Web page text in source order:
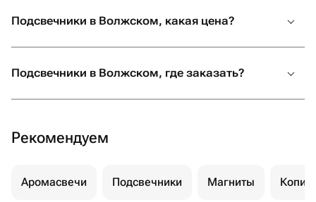
Подсвечники в Волжском, какая цена?
Подсвечники в Волжском, где заказать?
Рекомендуем
Аромасвечи Подсвечники Магниты